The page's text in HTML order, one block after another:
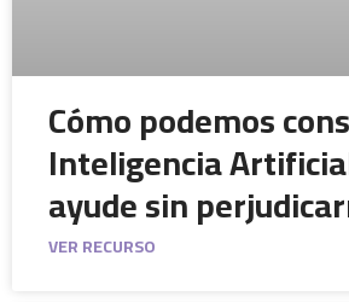
Cómo podemos
Inteligencia
ayude sin
VER RECURSO